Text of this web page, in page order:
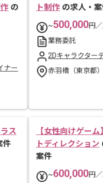
の
ナー
ト制作 の求人・
~500,000円
業務委託
2Dキャラクター
赤羽橋（東京都）
ス
件
【女性向けゲー
トディレクション
案件
~600,000円